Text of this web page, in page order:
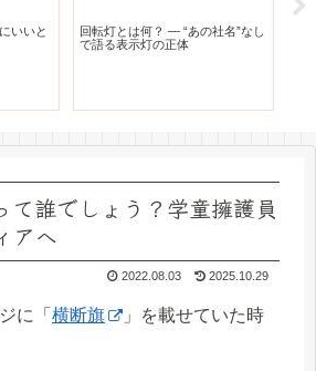
いいと
回転灯とは何？ — “あの社名”なし
で語る表示灯の正体
て誰でしょう？学童擁護員
アへ
2022.08.03 2025.10.29
に「 横断旗
」を載せていた時